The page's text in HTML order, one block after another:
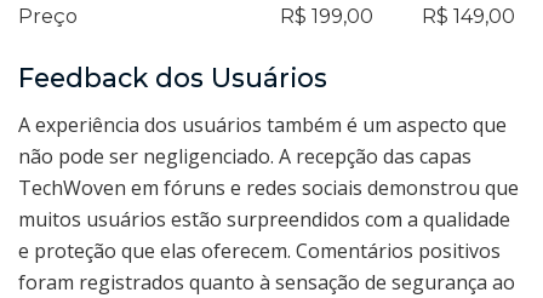
Preço R$ 199,00 R$ 149,00
Feedback dos Usuários
A experiência dos usuários também é um aspecto que
não pode ser negligenciado. A recepção das capas
TechWoven em fóruns e redes sociais demonstrou que
muitos usuários estão surpreendidos com a qualidade
e proteção que elas oferecem. Comentários positivos
foram registrados quanto à sensação de segurança ao